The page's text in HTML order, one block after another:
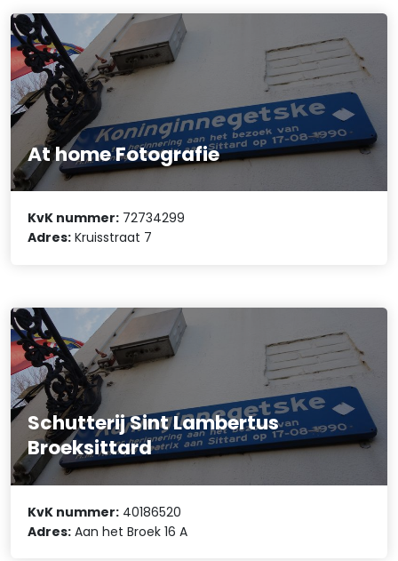
At home Fotografie
KvK nummer: 72734299
Adres: Kruisstraat 7
Schutterij Sint Lambertus
Broeksittard
KvK nummer: 40186520
Adres: Aan het Broek 16 A